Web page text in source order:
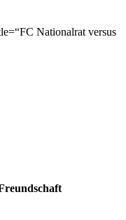
Nationalrat versus